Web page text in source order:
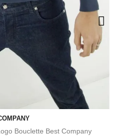
Bouclette Best Company